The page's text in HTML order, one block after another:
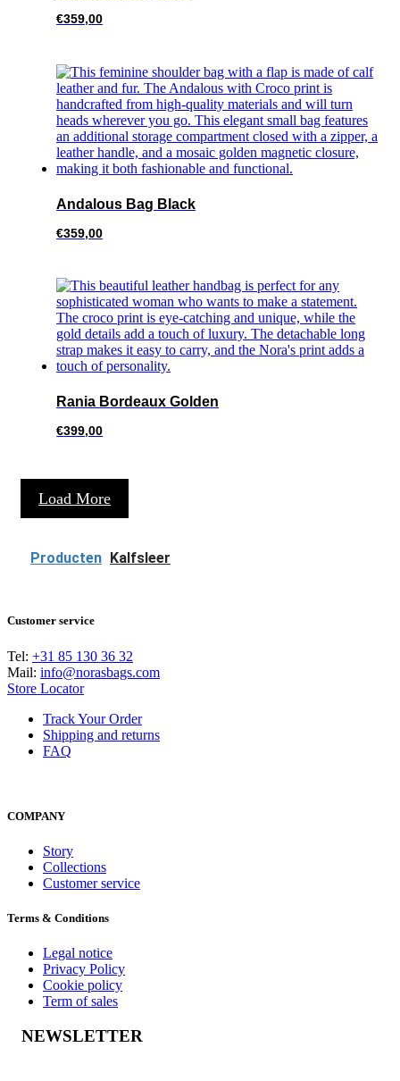
€359,00
Andalous Bag Black
€359,00
Rania Bordeaux Golden
€399,00
Load More
Producten Kalfsleer
Customer service
Tel: +31 85 130 36 32
Mail: info@norasbags.com
Store Locator
Track Your Order
Shipping and returns
FAQ
COMPANY
Story
Collections
Customer service
Terms & Conditions
Legal notice
Privacy Policy
Cookie policy
Term of sales
NEWSLETTER